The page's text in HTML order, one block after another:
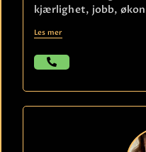
kjærlighet, jobb,
Les mer